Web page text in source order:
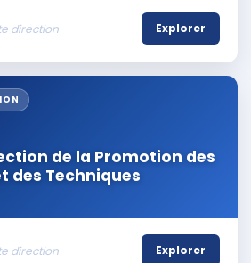
direction Explorer
de la Promotion des
des Techniques
direction Explorer